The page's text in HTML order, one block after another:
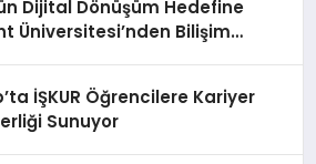
Dijital Dönüşüm Hedefine
Üniversitesi’nden Bilişim
İŞKUR Öğrencilere Kariyer
Sunuyor